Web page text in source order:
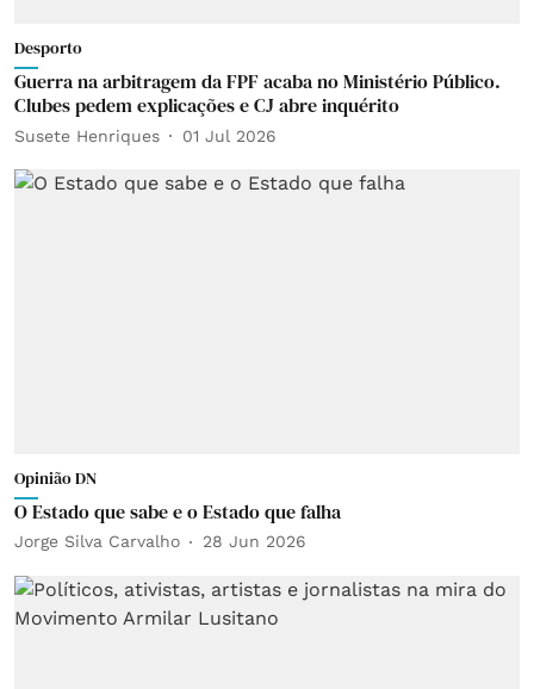
Desporto
Guerra na arbitragem da FPF acaba no Ministério Público.
Clubes pedem explicações e CJ abre inquérito
Susete Henriques 01 Jul 2026
Opinião DN
O Estado que sabe e o Estado que falha
Jorge Silva Carvalho 28 Jun 2026